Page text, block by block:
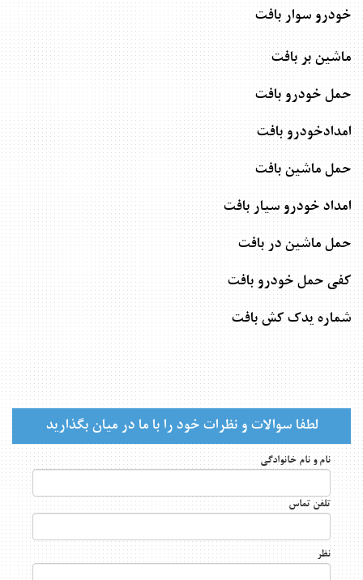
خودرو سوار بافت
ماشین بر بافت
حمل خودرو بافت
امدادخودرو بافت
حمل ماشین بافت
امداد خودرو سیار بافت
حمل ماشین در بافت
کفی حمل خودرو بافت
شماره یدک کش بافت
لطفا سوالات و نظرات خود را با ما در میان بگذارید
نام و نام خانوادگی
تلفن تماس
نظر